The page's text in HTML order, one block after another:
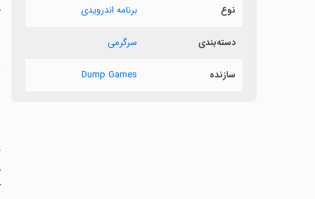
نوع برنامه اندرویدی
دسته‌بندی سرگرمی
سازنده Dump Games